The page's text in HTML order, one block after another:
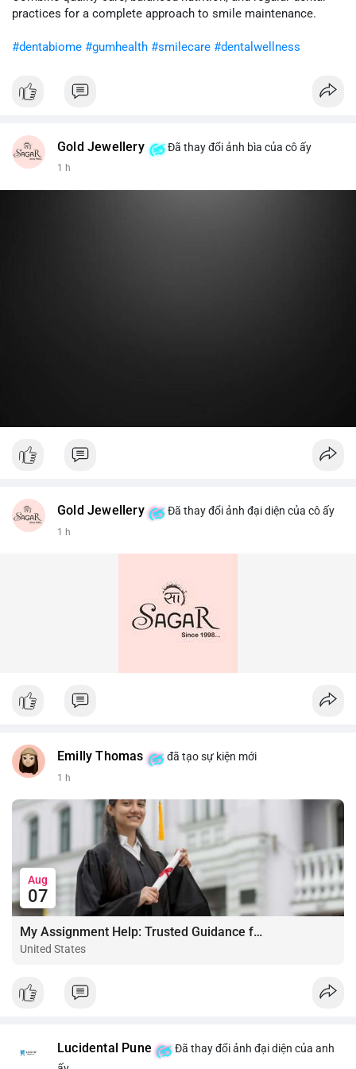
cân nhắc giảm tỷ trọng đòn bẩy và chờ xu hướng rõ ràng trước
practices for a complete approach to smile maintenance.
#dentabiome #gumhealth #smilecare #dentalwellness
Gold Jewellery Đã thay đổi ảnh bìa của cô ấy
1 h
Gold Jewellery Đã thay đổi ảnh đại diện của cô ấy
1 h
Emilly Thomas đã tạo sự kiện mới
1 h
Aug
07
My Assignment Help: Trusted Guidance for Academic Excellence
United States
Lucidental Pune
Đã thay đổi ảnh đại diện của anh